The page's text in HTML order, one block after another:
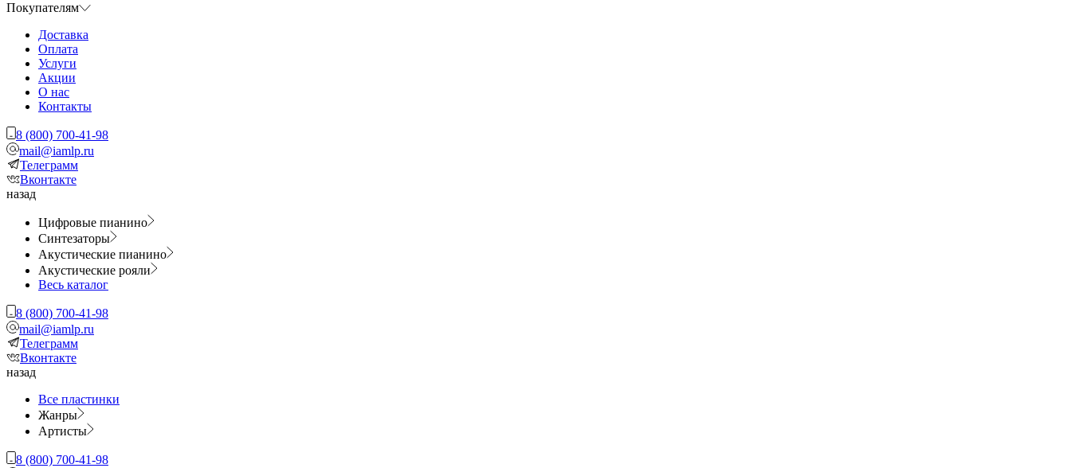
Покупателям
Доставка
Оплата
Услуги
Акции
О нас
Контакты
8 (800) 700-41-98
mail@iamlp.ru
Телеграмм
Вконтакте
назад
Цифровые пианино
Синтезаторы
Акустические пианино
Акустические рояли
Весь каталог
8 (800) 700-41-98
mail@iamlp.ru
Телеграмм
Вконтакте
назад
Все пластинки
Жанры
Артисты
8 (800) 700-41-98